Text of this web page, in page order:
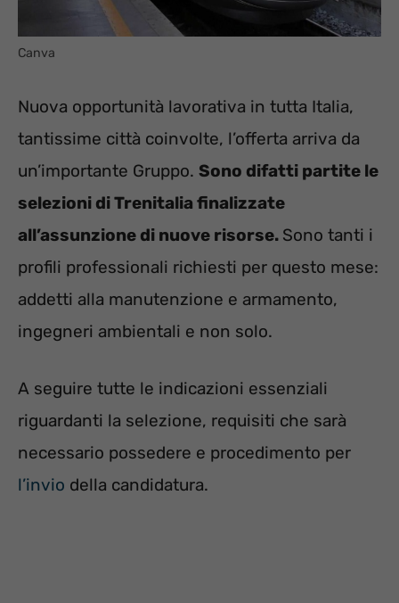
Canva
Nuova opportunità lavorativa in tutta Italia,
tantissime città coinvolte, l’offerta arriva da
un’importante Gruppo. Sono difatti partite le
selezioni di Trenitalia finalizzate
all’assunzione di nuove risorse. Sono tanti i
profili professionali richiesti per questo mese:
addetti alla manutenzione e armamento,
ingegneri ambientali e non solo.
A seguire tutte le indicazioni essenziali
riguardanti la selezione, requisiti che sarà
necessario possedere e procedimento per
l’invio della candidatura.